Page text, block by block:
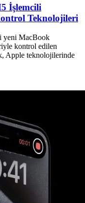
İşlemcili
Teknolojileri
yeni MacBook
kontrol edilen
Apple teknolojilerinde